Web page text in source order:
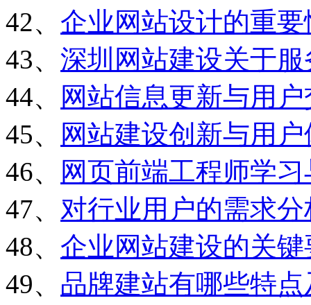
42、 企业网站设计的重要
43、 深圳网站建设关于
44、
网站信息更新与用
45、
网站建设创新与用
46、
网页前端工程师学
47、 对行业用户的需求
48、 企业网站建设的关
49、 品牌建站有哪些特